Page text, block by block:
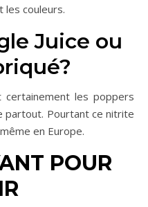
les couleurs.
Juice ou
certainement les poppers
partout. Pourtant ce nitrite
en Europe.
POUR